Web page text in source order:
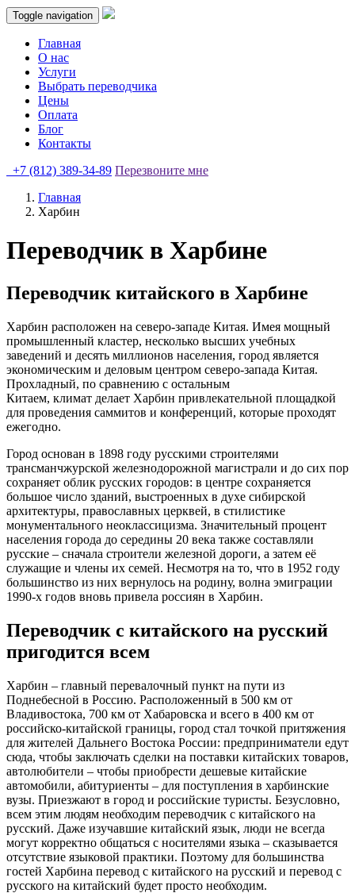
Toggle navigation
Главная
О нас
Услуги
Выбрать переводчика
Цены
Оплата
Блог
Контакты
+7 (812) 389-34-89 Перезвоните мне
Главная
Харбин
Переводчик в Харбине
Переводчик китайского в Харбине
Харбин расположен на северо-западе Китая. Имея мощный
промышленный кластер, несколько высших учебных
заведений и десять миллионов населения, город является
экономическим и деловым центром северо-запада Китая.
Прохладный, по сравнению с остальным
Китаем, климат делает Харбин привлекательной площадкой
для проведения саммитов и конференций, которые проходят
ежегодно.
Город основан в 1898 году русскими строителями
трансманчжурской железнодорожной магистрали и до сих пор
сохраняет облик русских городов: в центре сохраняется
большое число зданий, выстроенных в духе сибирской
архитектуры, православных церквей, в стилистике
монументального неоклассицизма. Значительный процент
населения города до середины 20 века также составляли
русские – сначала строители железной дороги, а затем её
служащие и члены их семей. Несмотря на то, что в 1952 году
большинство из них вернулось на родину, волна эмиграции
1990-х годов вновь привела россиян в Харбин.
Переводчик с китайского на русский
пригодится всем
Харбин – главный перевалочный пункт на пути из
Поднебесной в Россию. Расположенный в 500 км от
Владивостока, 700 км от Хабаровска и всего в 400 км от
российско-китайской границы, город стал точкой притяжения
для жителей Дальнего Востока России: предприниматели едут
сюда, чтобы заключать сделки на поставки китайских товаров,
автолюбители – чтобы приобрести дешевые китайские
автомобили, абитуриенты – для поступления в харбинские
вузы. Приезжают в город и российские туристы. Безусловно,
всем этим людям необходим переводчик с китайского на
русский. Даже изучавшие китайский язык, люди не всегда
могут корректно общаться с носителями языка – сказывается
отсутствие языковой практики. Поэтому для большинства
гостей Харбина перевод с китайского на русский и перевод с
русского на китайский будет просто необходим.